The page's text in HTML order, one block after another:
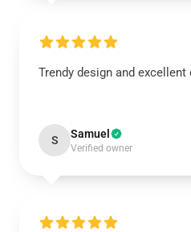
Trendy design and
S Samuel
Verified owner